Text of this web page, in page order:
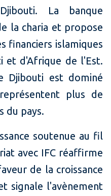
La banque
la charia et propose
financiers islamiques
et d'Afrique de l'Est.
Djibouti est dominé
plus de
du pays.
soutenue au fil
avec IFC réaffirme
de la croissance
signale l'avènement